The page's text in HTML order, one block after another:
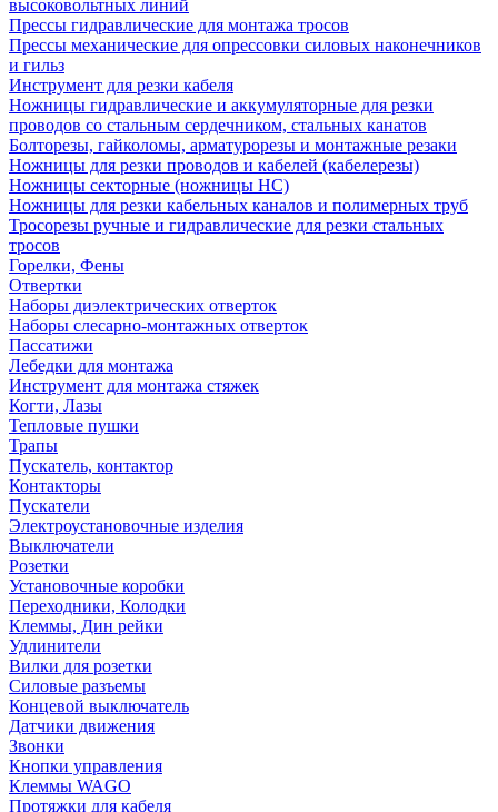
высоковольтных линий
Прессы гидравлические для монтажа тросов
Прессы механические для опрессовки силовых наконечников
и гильз
Инструмент для резки кабеля
Ножницы гидравлические и аккумуляторные для резки
проводов со стальным сердечником, стальных канатов
Болторезы, гайколомы, арматурорезы и монтажные резаки
Ножницы для резки проводов и кабелей (кабелерезы)
Ножницы секторные (ножницы НС)
Ножницы для резки кабельных каналов и полимерных труб
Тросорезы ручные и гидравлические для резки стальных
тросов
Горелки, Фены
Отвертки
Наборы диэлектрических отверток
Наборы слесарно-монтажных отверток
Пассатижи
Лебедки для монтажа
Инструмент для монтажа стяжек
Когти, Лазы
Тепловые пушки
Трапы
Пускатель, контактор
Контакторы
Пускатели
Электроустановочные изделия
Выключатели
Розетки
Установочные коробки
Переходники, Колодки
Клеммы, Дин рейки
Удлинители
Вилки для розетки
Силовые разъемы
Концевой выключатель
Датчики движения
Звонки
Кнопки управления
Клеммы WAGO
Протяжки для кабеля